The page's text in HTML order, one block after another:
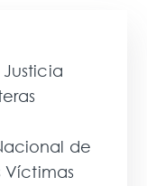
de
Víctimas